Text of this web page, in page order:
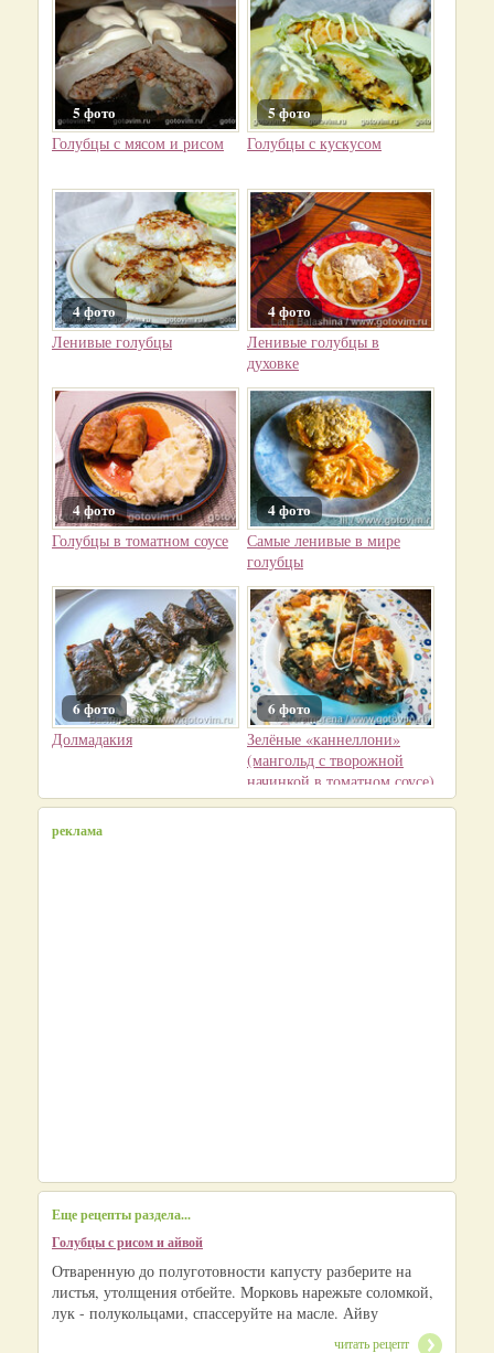
5 фото
Голубцы с мясом и рисом
5 фото
Голубцы с кускусом
4 фото
Ленивые голубцы
4 фото
Ленивые голубцы в
духовке
4 фото
Голубцы в томатном соусе
4 фото
Самые ленивые в мире
голубцы
6 фото
Долмадакия
6 фото
Зелёные «каннеллони»
(мангольд с творожной
начинкой в томатном соусе)
реклама
Еще рецепты раздела...
Голубцы с рисом и айвой
Отваренную до полуготовности капусту разберите на
листья, утолщения отбейте. Морковь нарежьте соломкой,
лук - полукольцами, спассеруйте на масле. Айву
читать рецепт